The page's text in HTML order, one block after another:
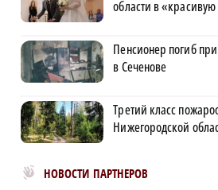
области в «красивую
Пенсионер погиб
в Сеченове
Третий класс
Нижегородской
НОВОСТИ ПАРТНЕРОВ
Новости МирТесен